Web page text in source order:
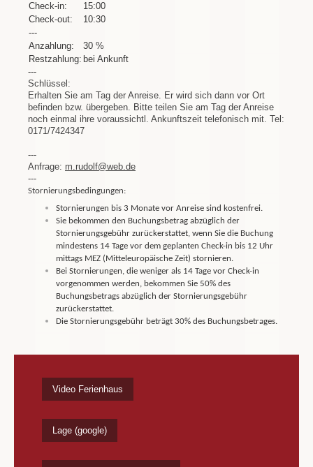
Check-in:
15:00
Check-out:
10:30
---
Anzahlung:
30 %
Restzahlung: bei Ankunft
---
Schlüssel:
Erhalten Sie am Tag der Anreise. Er wird sich dann vor Ort
befinden bzw. übergeben. Bitte teilen Sie am Tag der Anreise
noch einmal ihre voraussichtl. Ankunftszeit telefonisch mit. Tel:
0171/7424347
---
Anfrage: m.rudolf@web.de
---
Stornierungsbedingungen:
Stornierungen bis 3 Monate vor Anreise sind kostenfrei.
Sie bekommen den Buchungsbetrag abzüglich der
Stornierungsgebühr zurückerstattet, wenn Sie die Buchung
mindestens 14 Tage vor dem geplanten Check-in bis 12 Uhr
mittags MEZ (Mitteleuropäische Zeit) stornieren.
Bei Stornierungen, die weniger als 14 Tage vor Check-in
vorgenommen werden, bekommen Sie 50% des
Buchungsbetrags abzüglich der Stornierungsgebühr
zurückerstattet.
Die Stornierungsgebühr beträgt 30% des Buchungsbetrages.
Video Ferienhaus
Lage (google)